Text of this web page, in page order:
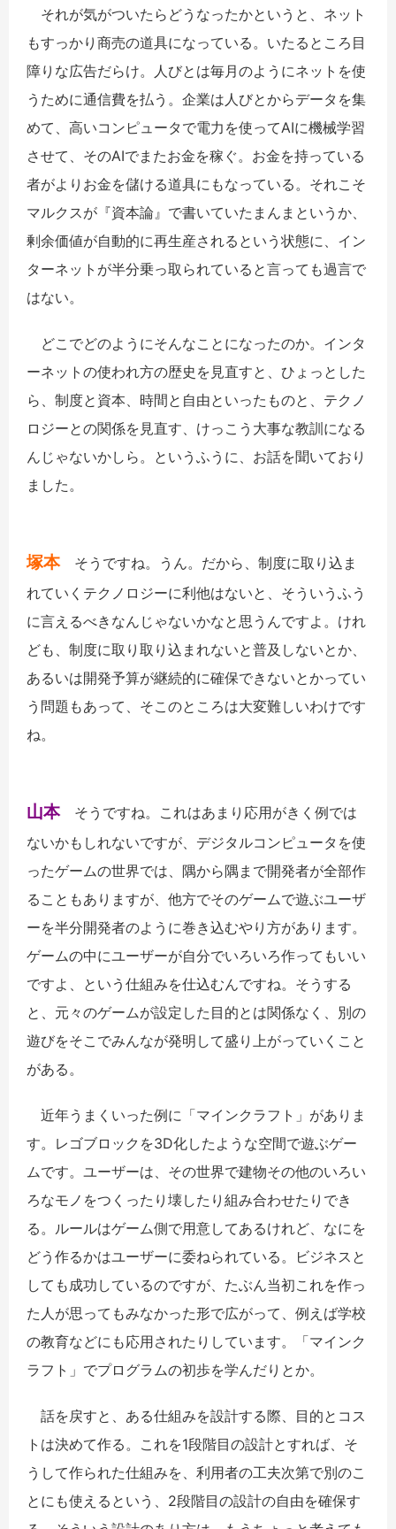
それが気がついたらどうなったかというと、ネット
もすっかり商売の道具になっている。いたるところ目
障りな広告だらけ。人びとは毎月のようにネットを使
うために通信費を払う。企業は人びとからデータを集
めて、高いコンピュータで電力を使ってAIに機械学習
させて、そのAIでまたお金を稼ぐ。お金を持っている
者がよりお金を儲ける道具にもなっている。それこそ
マルクスが『資本論』で書いていたまんまというか、
剰余価値が自動的に再生産されるという状態に、イン
ターネットが半分乗っ取られていると言っても過言で
はない。
どこでどのようにそんなことになったのか。インタ
ーネットの使われ方の歴史を見直すと、ひょっとした
ら、制度と資本、時間と自由といったものと、テクノ
ロジーとの関係を見直す、けっこう大事な教訓になる
んじゃないかしら。というふうに、お話を聞いており
ました。
塚本そうですね。うん。だから、制度に取り込ま
れていくテクノロジーに利他はないと、そういうふう
に言えるべきなんじゃないかなと思うんですよ。けれ
ども、制度に取り取り込まれないと普及しないとか、
あるいは開発予算が継続的に確保できないとかってい
う問題もあって、そこのところは大変難しいわけです
ね。
山本そうですね。これはあまり応用がきく例では
ないかもしれないですが、デジタルコンピュータを使
ったゲームの世界では、隅から隅まで開発者が全部作
ることもありますが、他方でそのゲームで遊ぶユーザ
ーを半分開発者のように巻き込むやり方があります。
ゲームの中にユーザーが自分でいろいろ作ってもいい
ですよ、という仕組みを仕込むんですね。そうする
と、元々のゲームが設定した目的とは関係なく、別の
遊びをそこでみんなが発明して盛り上がっていくこと
がある。
近年うまくいった例に「マインクラフト」がありま
す。レゴブロックを3D化したような空間で遊ぶゲー
ムです。ユーザーは、その世界で建物その他のいろい
ろなモノをつくったり壊したり組み合わせたりでき
る。ルールはゲーム側で用意してあるけれど、なにを
どう作るかはユーザーに委ねられている。ビジネスと
しても成功しているのですが、たぶん当初これを作っ
た人が思ってもみなかった形で広がって、例えば学校
の教育などにも応用されたりしています。「マインク
ラフト」でプログラムの初歩を学んだりとか。
話を戻すと、ある仕組みを設計する際、目的とコス
トは決めて作る。これを1段階目の設計とすれば、そ
うして作られた仕組みを、利用者の工夫次第で別のこ
とにも使えるという、2段階目の設計の自由を確保す